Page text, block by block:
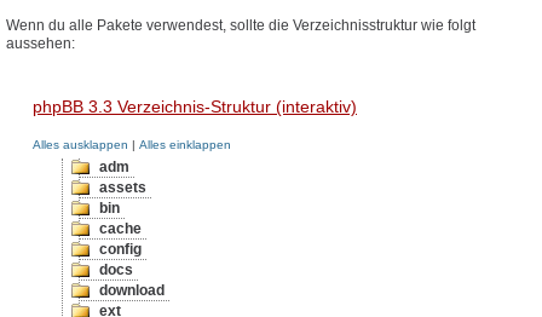
Wenn du alle Pakete verwendest, sollte die Verzeichnisstruktur wie folgt
aussehen:
phpBB 3.3 Verzeichnis-Struktur (interaktiv)
Alles ausklappen | Alles einklappen
adm
assets
bin
cache
config
docs
download
ext